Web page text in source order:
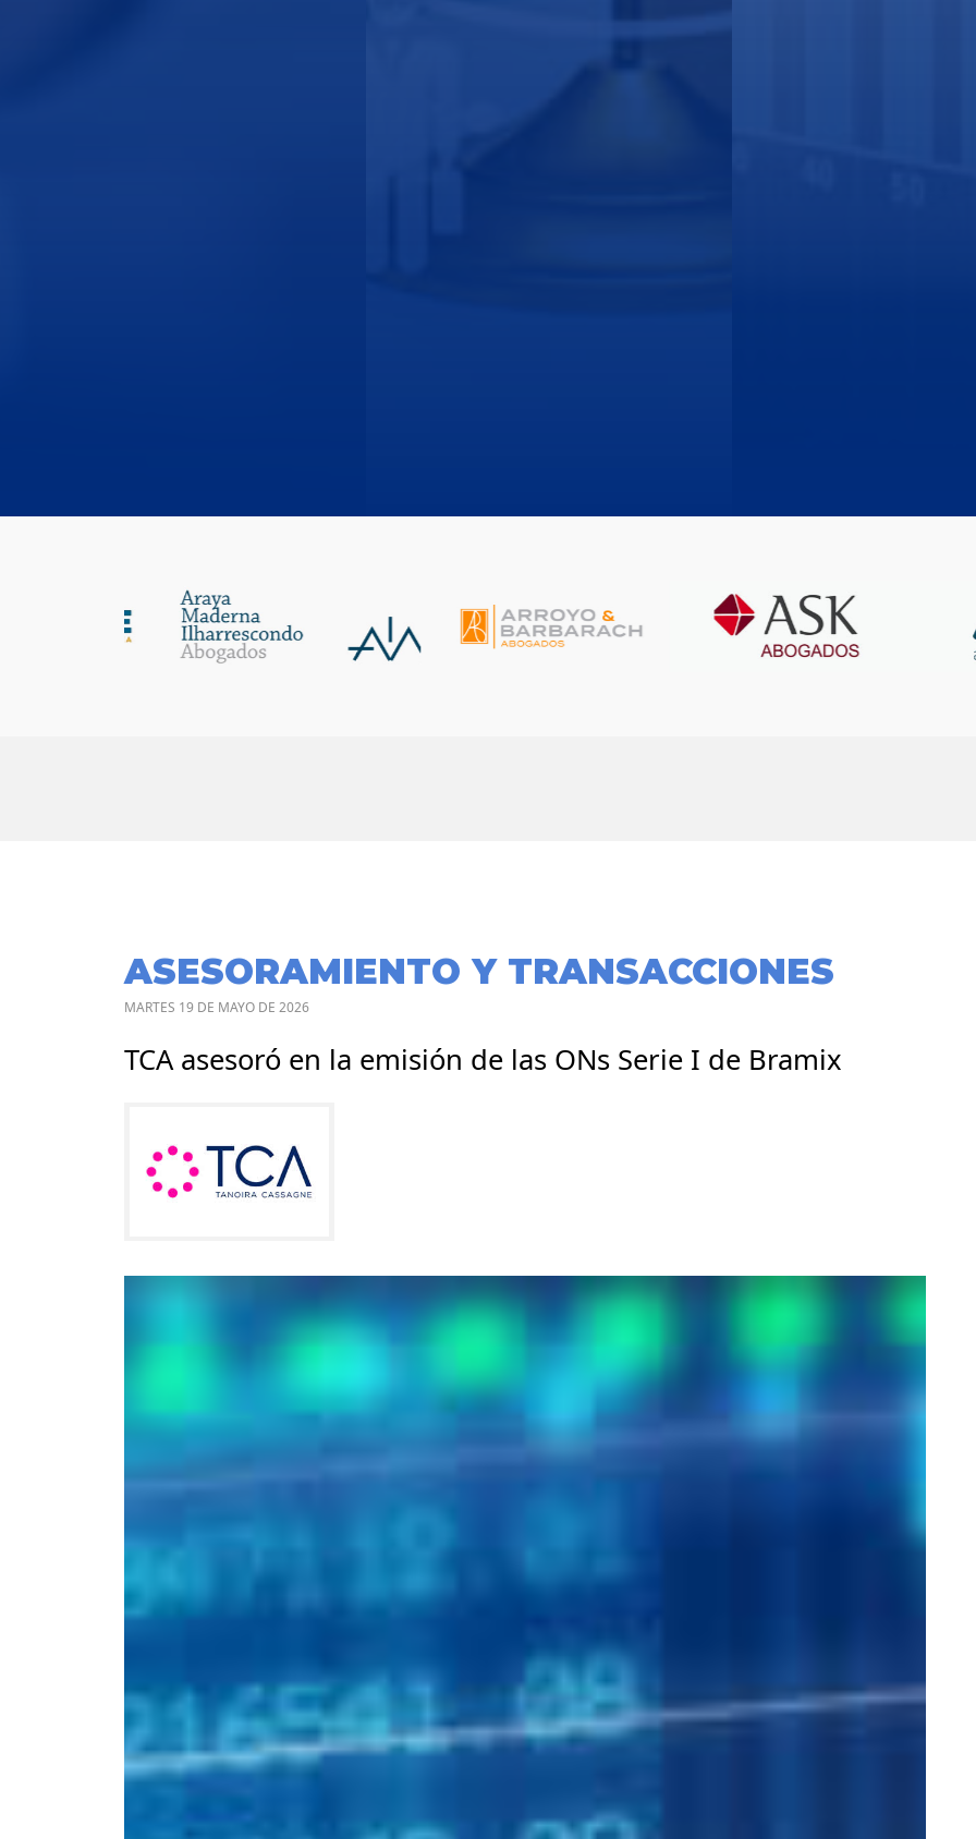
ASESORAMIENTO Y TRANSACCIONES
MARTES 19 DE MAYO DE 2026
TCA asesoró en la emisión de las ONs Serie I de Bramix